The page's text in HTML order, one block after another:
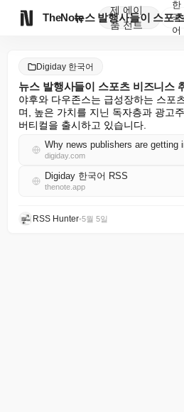
TheNote
제
품
에이
전트
한
국
어
Digiday 한국어
뉴스 발행사들이 스포츠 비즈니스
야후와 다우존스는 급성장하는 스포
며, 높은 가치를 지닌 독자층과 광고
버티컬을 출시하고 있습니다.
digiday.com
Digiday 한국어 RSS
thenote.app
RSS Hunter•5월 5일